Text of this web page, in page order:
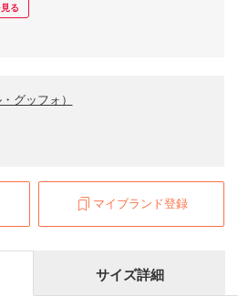
る
・グッフォ）
マイブランド登録
サイズ詳細